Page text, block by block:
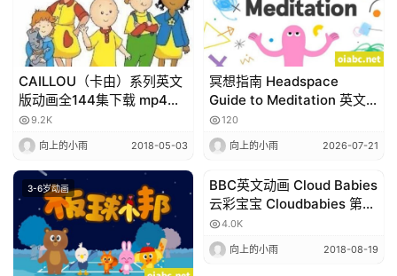
CAILLOU（卡由）系列英文
版动画全144集下载 mp4格
式720P 英语内嵌字幕
9.2K
向上的小雨 2018-05-03
冥想指南 Headspace
Guide to Meditation 英文
版第一季全8集英语字幕高清
1080P视频MKV
120
向上的小雨 2026-07-21
3-6岁动画 3-6岁动画
BBC英文动画 Cloud Babies
云彩宝宝 Cloudbabies 第1
季全51集 百度云
4.0K
向上的小雨 2018-08-19